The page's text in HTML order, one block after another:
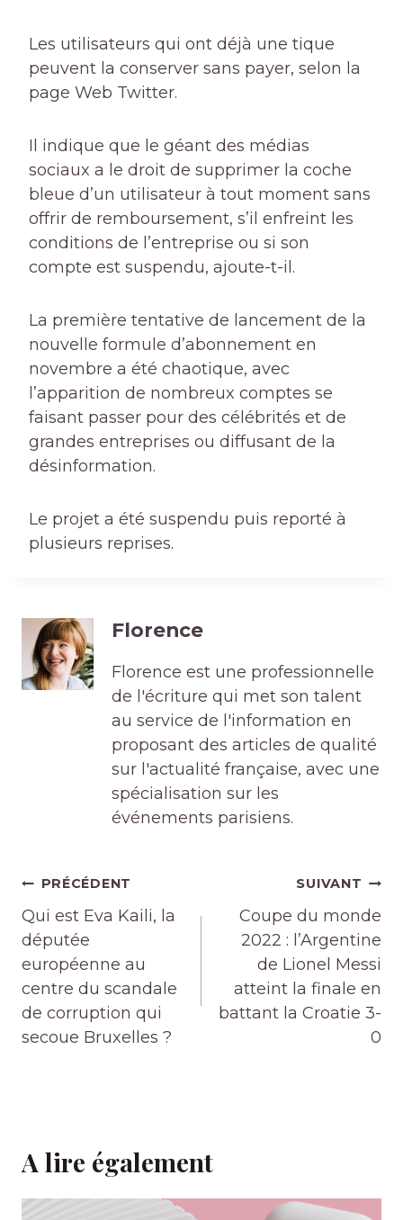
Les utilisateurs qui ont déjà une tique
peuvent la conserver sans payer, selon la
page Web Twitter.
Il indique que le géant des médias
sociaux a le droit de supprimer la coche
bleue d’un utilisateur à tout moment sans
offrir de remboursement, s’il enfreint les
conditions de l’entreprise ou si son
compte est suspendu, ajoute-t-il.
La première tentative de lancement de la
nouvelle formule d’abonnement en
novembre a été chaotique, avec
l’apparition de nombreux comptes se
faisant passer pour des célébrités et de
grandes entreprises ou diffusant de la
désinformation.
Le projet a été suspendu puis reporté à
plusieurs reprises.
Florence
Florence est une professionnelle
de l'écriture qui met son talent
au service de l'information en
proposant des articles de qualité
sur l'actualité française, avec une
spécialisation sur les
événements parisiens.
Navigation
de
l’article
PRÉCÉDENT
Qui est Eva Kaili, la
députée
européenne au
centre du scandale
de corruption qui
secoue Bruxelles ?
SUIVANT
Coupe du monde
2022 : l’Argentine
de Lionel Messi
atteint la finale en
battant la Croatie 3-
0
A lire également